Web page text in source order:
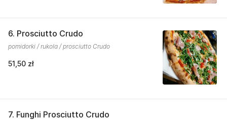
6. Prosciutto Crudo
pomidorki / rukola / prosciutto Crudo
51,50 zł
7. Funghi Prosciutto Crudo